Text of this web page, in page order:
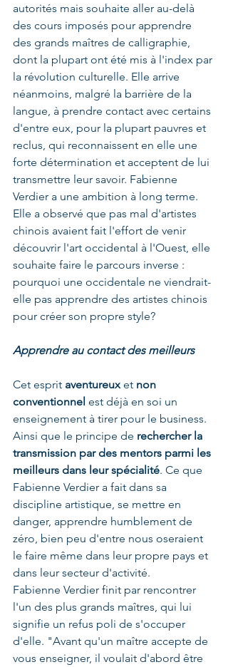
autorités mais souhaite aller au-delà
des cours imposés pour apprendre
des grands maîtres de calligraphie,
dont la plupart ont été mis à l'index par
la révolution culturelle. Elle arrive
néanmoins, malgré la barrière de la
langue, à prendre contact avec certains
d'entre eux, pour la plupart pauvres et
reclus, qui reconnaissent en elle une
forte détermination et acceptent de lui
transmettre leur savoir. Fabienne
Verdier a une ambition à long terme.
Elle a observé que pas mal d'artistes
chinois avaient fait l'effort de venir
découvrir l'art occidental à l'Ouest, elle
souhaite faire le parcours inverse :
pourquoi une occidentale ne viendrait-
elle pas apprendre des artistes chinois
pour créer son propre style?
Apprendre au contact des meilleurs
Cet esprit aventureux et non
conventionnel est déjà en soi un
enseignement à tirer pour le business.
Ainsi que le principe de rechercher la
transmission par des mentors parmi les
meilleurs dans leur spécialité. Ce que
Fabienne Verdier a fait dans sa
discipline artistique, se mettre en
danger, apprendre humblement de
zéro, bien peu d'entre nous oseraient
le faire même dans leur propre pays et
dans leur secteur d'activité.
Fabienne Verdier finit par rencontrer
l'un des plus grands maîtres, qui lui
signifie un refus poli de s'occuper
d'elle. "Avant qu'un maître accepte de
vous enseigner, il voulait d'abord être